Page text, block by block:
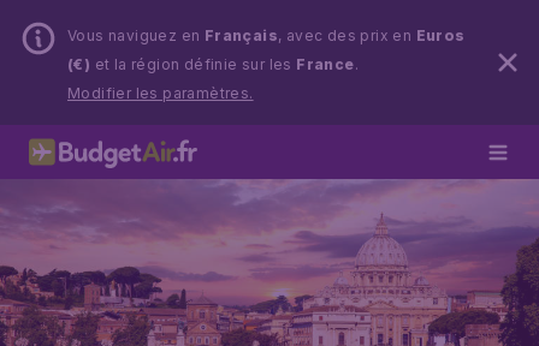
Vous naviguez en Français, avec des prix en Euros
(€) et la région définie sur les France.
Modifier les paramètres.